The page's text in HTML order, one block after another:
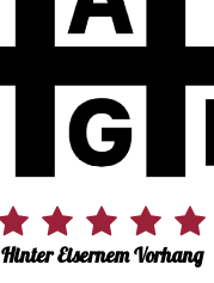
Hinter Eisernem Vorhang